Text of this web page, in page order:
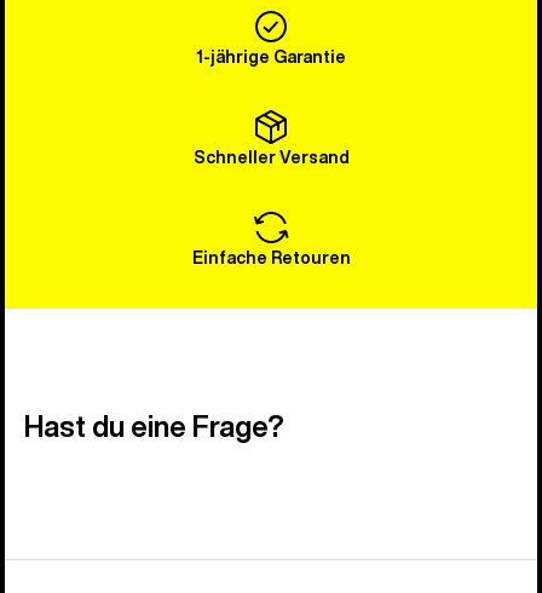
1-jährige Garantie
Schneller Versand
Einfache Retouren
Hast du eine Frage?